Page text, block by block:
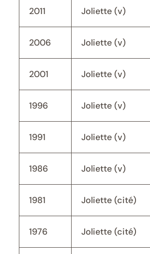
2011 Joliette (v)
2006 Joliette (v)
2001 Joliette (v)
1996 Joliette (v)
1991 Joliette (v)
1986 Joliette (v)
1981 Joliette (cité)
1976 Joliette (cité)